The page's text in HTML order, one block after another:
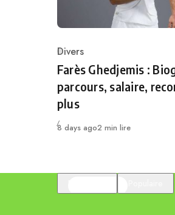
Category
Divers
Farès Ghedjemis :
parcours, salaire,
plus
Publié
8 days ago2 min lire